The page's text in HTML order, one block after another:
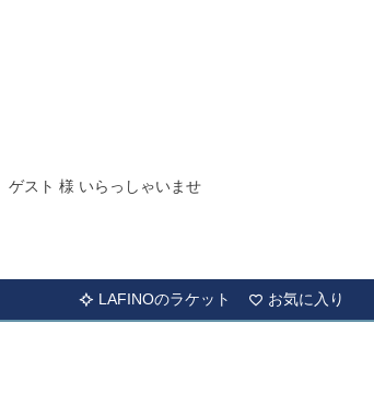
ゲスト 様 いらっしゃいませ
LAFINOのラケット お気に入り